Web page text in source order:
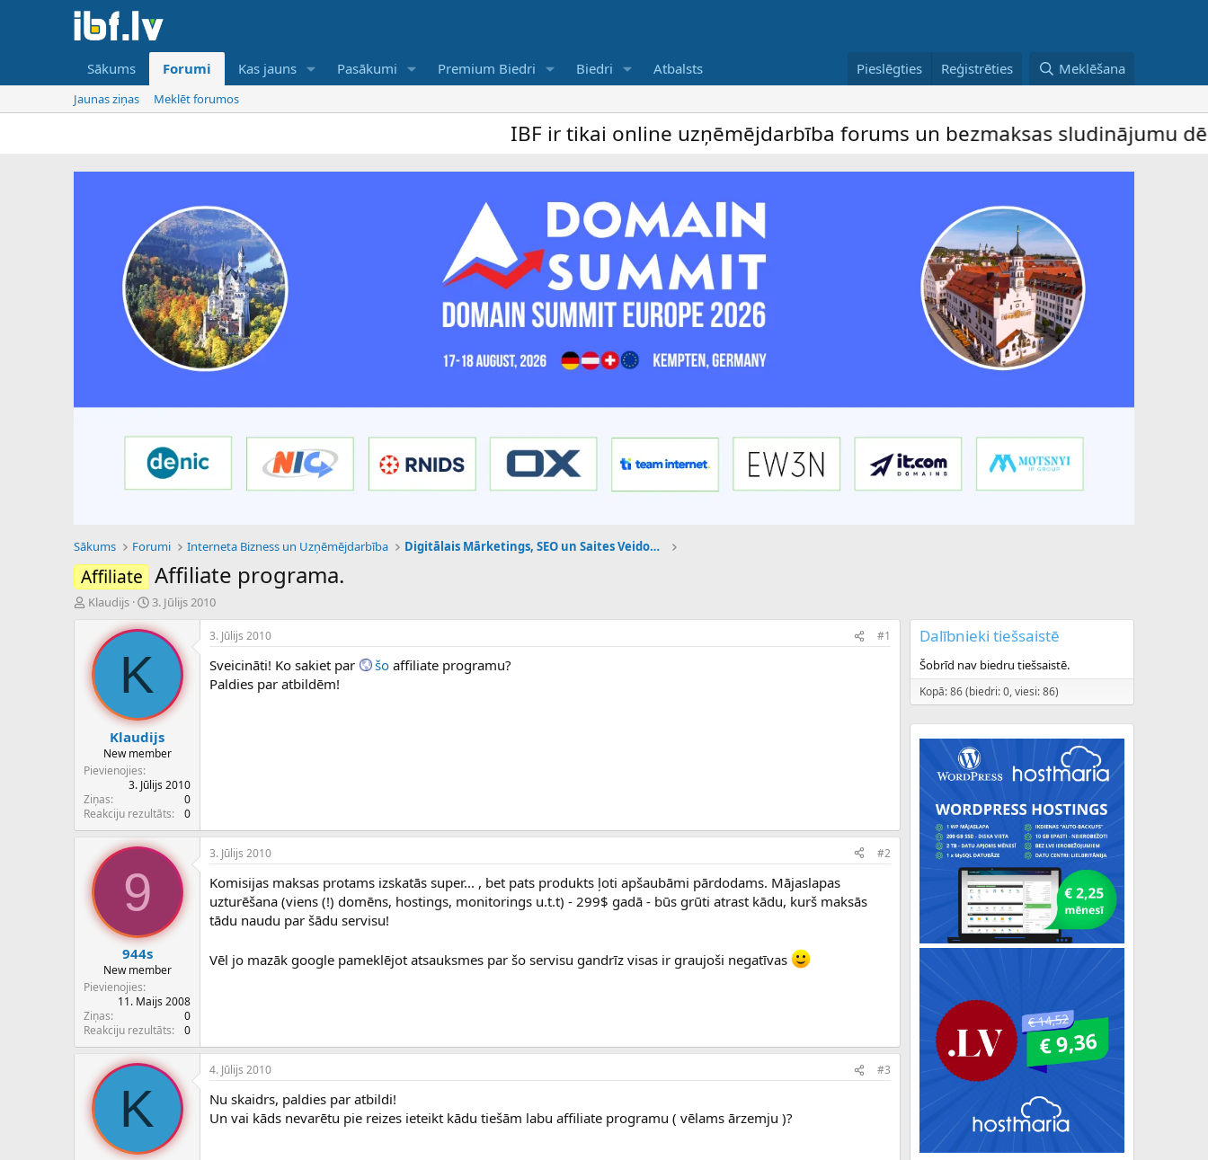
Sākums Forumi Kas jauns Pasākumi Premium Biedri Biedri Atbalsts Pieslēgties Reģistrēties Meklēšana
Jaunas ziņas Meklēt forumos
IBF ir tikai online uzņēmējdarbība forums un bezmaksas sludinājumu dēlis –
Sākums Forumi Interneta Bizness un Uzņēmējdarbība Digitālais Mārketings, SEO un Saites Veidošana
Affiliate Affiliate programa.
P
e
d
e
z
s
ā
c
ē
Klaudijs
S
k
d
a
t
u
m
s
3. Jūlijs 2010
K
Klaudijs
New member
Pievienojies
3. Jūlijs 2010
Ziņas
0
Reakciju rezultāts
0
3. Jūlijs 2010 #1
Sveicināti! Ko sakiet par šo affiliate programu?
Paldies par atbildēm!
9
944s
New member
Pievienojies
11. Maijs 2008
Ziņas
0
Reakciju rezultāts
0
3. Jūlijs 2010 #2
Komisijas maksas protams izskatās super... , bet pats produkts ļoti apšaubāmi pārdodams. Mājaslapas
uzturēšana (viens (!) domēns, hostings, monitorings u.t.t) - 299$ gadā - būs grūti atrast kādu, kurš maksās
tādu naudu par šādu servisu!
Vēl jo mazāk google pameklējot atsauksmes par šo servisu gandrīz visas ir graujoši negatīvas
K
4. Jūlijs 2010 #3
Nu skaidrs, paldies par atbildi!
Un vai kāds nevarētu pie reizes ieteikt kādu tiešām labu affiliate programu ( vēlams ārzemju )?
Dalībnieki tiešsaistē
Šobrīd nav biedru tiešsaistē.
Kopā: 86 (biedri: 0, viesi: 86)